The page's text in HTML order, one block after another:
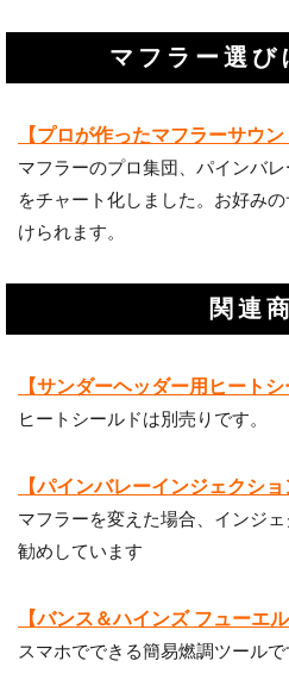
マフラー選び
【プロが作ったマフラーサウン
マフラーのプロ集団、パインバ
をチャート化しました。お好み
けられます。
関連
【サンダーヘッダー用ヒートシ
ヒートシールドは別売りです。
【パインバレーインジェクショ
マフラーを変えた場合、インジ
勧めしています
【バンス＆ハインズ フューエ
スマホでできる簡易燃調ツールで